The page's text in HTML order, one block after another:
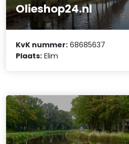
Olieshop24.nl
KvK nummer: 68685637
Plaats: Elim